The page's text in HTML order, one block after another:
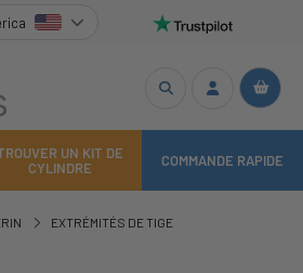
UN KIT DE
CYLINDRE
COMMANDE RAPIDE
EXTRÉMITÉS DE TIGE